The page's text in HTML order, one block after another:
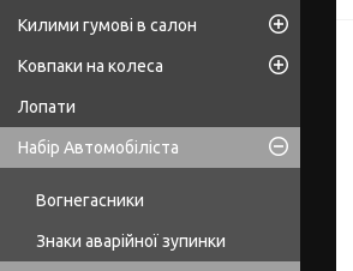
Килими гумові в салон
Ковпаки на колеса
Лопати
Набір Автомобіліста
Вогнегасники
Знаки аварійної зупинки